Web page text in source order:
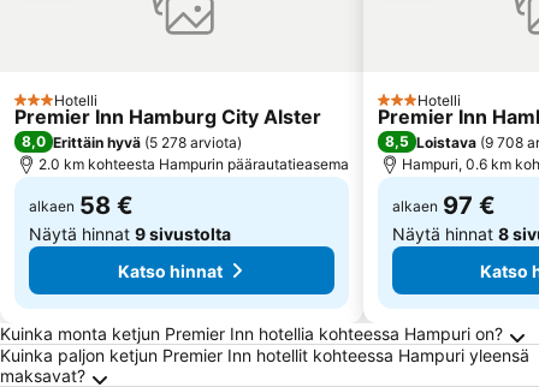
3 Tähtiluokitus
Hotelli
Premier Inn Hamburg City Alster
8,0 Erittäin hyvä (5 278 arviota)
2.0 km kohteesta Hampurin päärautatieasema
alkaen 58 €
Näytä hinnat 9 sivustolta
Katso hinnat
3 Tähtiluokitus
Hotelli
Premier Inn
8,5 Loistava (9 708
Hampuri, 0.6 km
alkaen 97 €
Näytä hinnat 8
Katso
Usein kysytyt kysymykset kohteesta
Kuinka monta ketjun Premier Inn hotellia kohteessa Hampuri on?
Kuinka paljon ketjun Premier Inn hotellit kohteessa Hampuri yleensä
maksavat?